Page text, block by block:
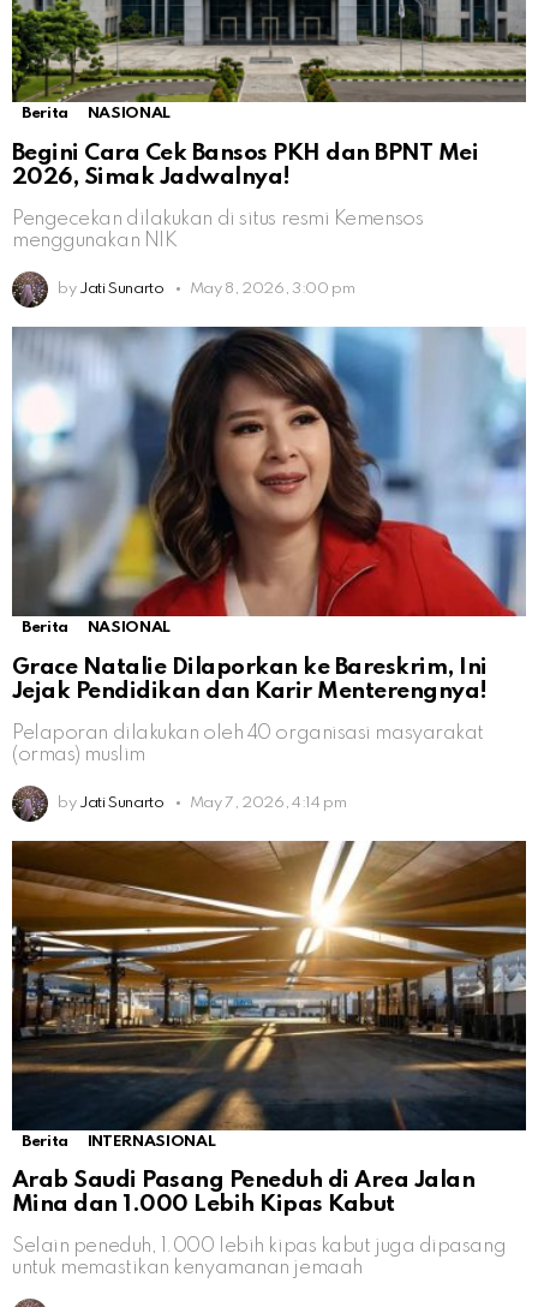
Berita NASIONAL
Begini Cara Cek Bansos PKH dan BPNT Mei
2026, Simak Jadwalnya!
Pengecekan dilakukan di situs resmi Kemensos
menggunakan NIK
by Jati Sunarto May 8, 2026, 3:00 pm
Berita NASIONAL
Grace Natalie Dilaporkan ke Bareskrim, Ini
Jejak Pendidikan dan Karir Menterengnya!
Pelaporan dilakukan oleh 40 organisasi masyarakat
(ormas) muslim
by Jati Sunarto May 7, 2026, 4:14 pm
Berita INTERNASIONAL
Arab Saudi Pasang Peneduh di Area Jalan
Mina dan 1.000 Lebih Kipas Kabut
Selain peneduh, 1.000 lebih kipas kabut juga dipasang
untuk memastikan kenyamanan jemaah